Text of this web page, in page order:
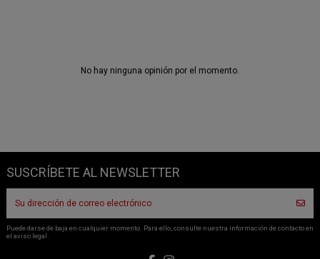
No hay ninguna opinión por el momento.
SUSCRÍBETE AL NEWSLETTER
Puede darse de baja en cualquier momento. Para ello, consulte nuestra información de contacto en
el aviso legal.